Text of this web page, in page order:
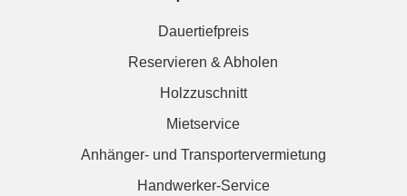
Dauertiefpreis
Reservieren & Abholen
Holzzuschnitt
Mietservice
Anhänger- und Transportervermietung
Handwerker-Service